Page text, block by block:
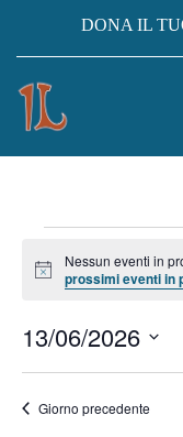
DONA IL
Eventi
for
13
Giugno
Notice
Nessun eventi in
prossimi eventi in
13/06/2026
Giorno precedente